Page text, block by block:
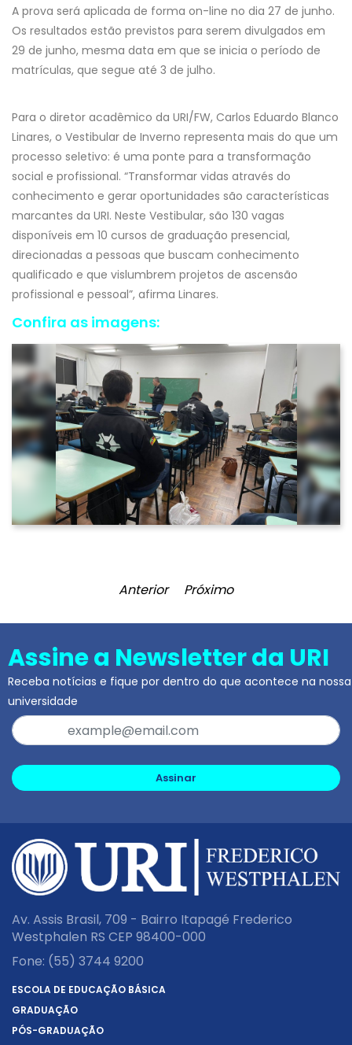
A prova será aplicada de forma on-line no dia 27 de junho.
Os resultados estão previstos para serem divulgados em
29 de junho, mesma data em que se inicia o período de
matrículas, que segue até 3 de julho.
Para o diretor acadêmico da URI/FW, Carlos Eduardo Blanco
Linares, o Vestibular de Inverno representa mais do que um
processo seletivo: é uma ponte para a transformação
social e profissional. “Transformar vidas através do
conhecimento e gerar oportunidades são características
marcantes da URI. Neste Vestibular, são 130 vagas
disponíveis em 10 cursos de graduação presencial,
direcionadas a pessoas que buscam conhecimento
qualificado e que vislumbrem projetos de ascensão
profissional e pessoal”, afirma Linares.
Confira as imagens:
Anterior Próximo
Assine a Newsletter da URI
Receba notícias e fique por dentro do que acontece na nossa
universidade
Assinar
Av. Assis Brasil, 709 - Bairro Itapagé Frederico
Westphalen RS CEP 98400-000
Fone: (55) 3744 9200
ESCOLA DE EDUCAÇÃO BÁSICA
GRADUAÇÃO
PÓS-GRADUAÇÃO